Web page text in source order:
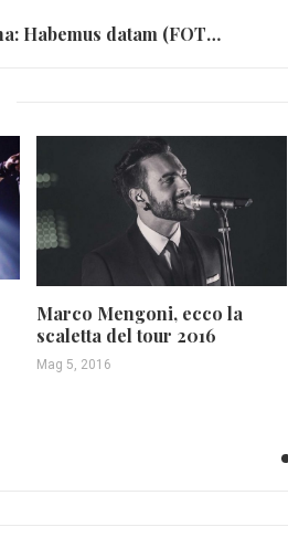
Foo Fighters a Cesena: Habemus datam (FOTO E VIDEO)
Marco Mengoni, ecco la
scaletta del tour 2016
Mag 5, 2016